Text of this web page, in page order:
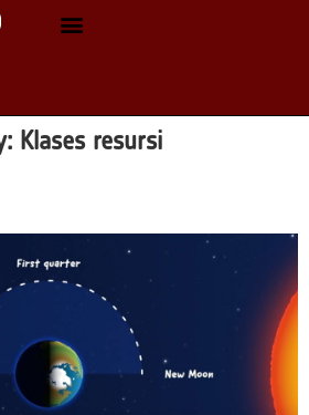
Klases resursi